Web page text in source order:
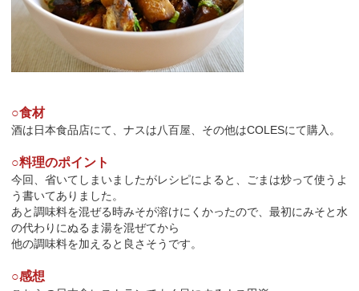
○食材
酒は日本食品店にて、ナスは八百屋、その他はCOLESにて購入。
○料理のポイント
今回、省いてしまいましたがレシピによると、ごまは炒って使うよ
う書いてありました。
あと調味料を混ぜる時みそが溶けにくかったので、最初にみそと水
の代わりにぬるま湯を混ぜてから
他の調味料を加えると良さそうです。
○感想